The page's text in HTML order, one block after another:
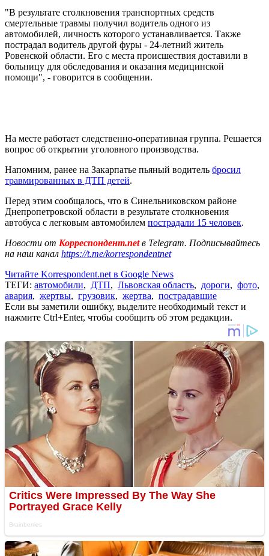
"В результате столкновения транспортных средств
смертельные травмы получил водитель одного из
автомобилей, личность которого устанавливается. Также
пострадал водитель другой фуры - 24-летний житель
Ровенской области. Его с места происшествия доставили в
больницу для обследования и оказания медицинской
помощи", - говорится в сообщении.
На месте работает следственно-оперативная группа. Решается
вопрос об открытии уголовного производства.
Напомним, ранее на Закарпатье пьяный водитель бросил
травмированных в ДТП детей.
Перед этим сообщалось, что в Синельниковском районе
Днепропетровской области в результате столкновения
автобуса с легковым автомобилем пострадали 15 человек.
Новости от Корреспондент.netв Telegram. Подписывайтесь
на наш канал https://t.me/korrespondentnet
Читайте Korrespondent.net в Google News
ТЕГИ: автомобили, ДТП, Львовская область, дороги, фото,
авария, жертвы, грузовик, жертва, пострадавшие
Если вы заметили ошибку, выделите необходимый текст и
нажмите Ctrl+Enter, чтобы сообщить об этом редакции.